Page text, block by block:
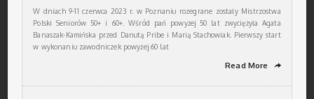
W dniach 9-11 czerwca 2023 r. w Poznaniu rozegrane zostały Mistrzostwa
Polski Seniorów 50+ i 60+. Wśród pań powyżej 50 lat zwyciężyła Agata
Banaszak-Kamińska przed Danutą Pribe i Marią Stachowiak. Pierwszy start
w wykonaniu zawodniczek powyżej 60 lat
Read More ➦